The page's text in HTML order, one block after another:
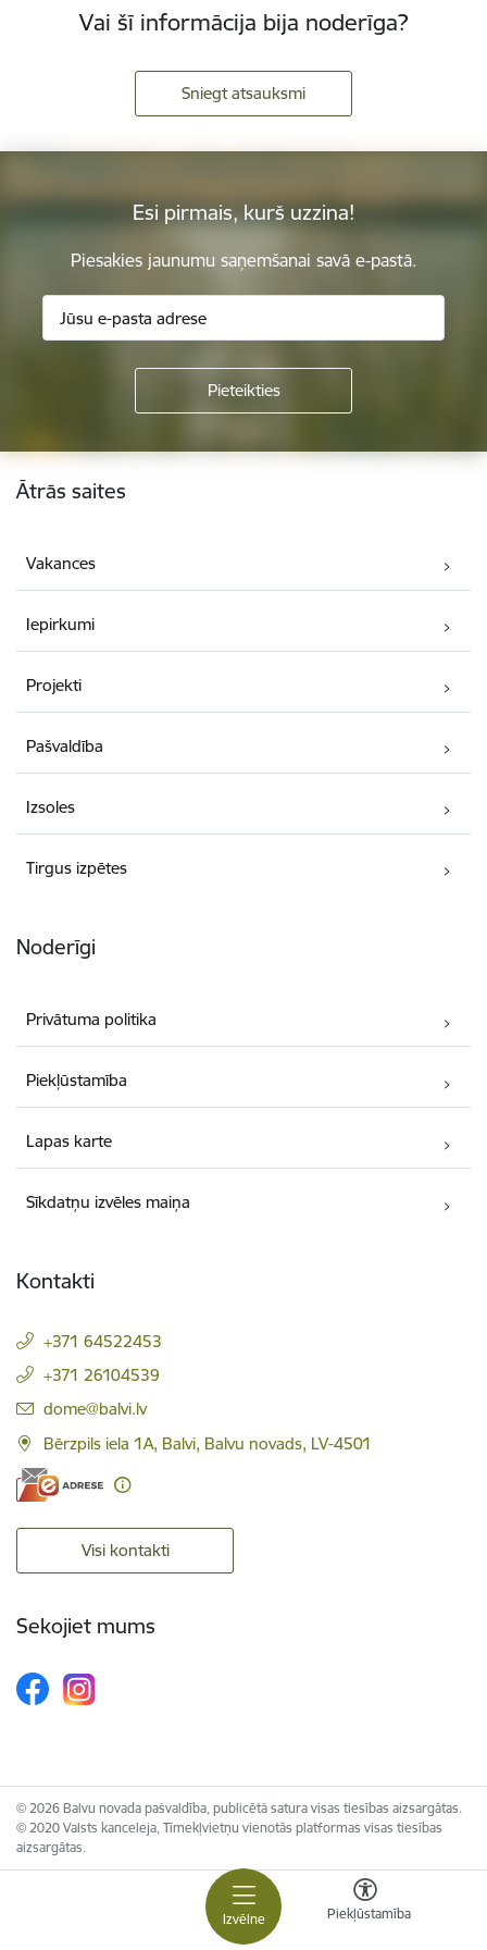
Izvēlne Piekļūstamība
Vai šī informācija bija noderīga?
Sniegt atsauksmi
Esi pirmais, kurš uzzina!
Piesakies jaunumu saņemšanai savā e-pastā.
Kājene
Ātrās saites
Vakances
Iepirkumi
Projekti
Pašvaldība
Izsoles
Tirgus izpētes
Noderīgi
Privātuma politika
Piekļūstamība
Lapas karte
Sīkdatņu izvēles maiņa
Kontakti
+371 64522453
+371 26104539
E-pasts:
dome@balvi.lv
Bērzpils iela 1A, Balvi, Balvu novads, LV-4501
Visi kontakti
Sekojiet mums
© 2026 Balvu novada pašvaldība, publicētā satura visas tiesības aizsargātas.
© 2020 Valsts kanceleja, Tīmekļvietņu vienotās platformas visas tiesības
aizsargātas.